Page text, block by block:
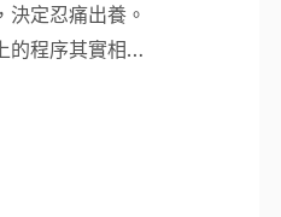
定忍痛出養。
的程序其實相對
困難，我們來